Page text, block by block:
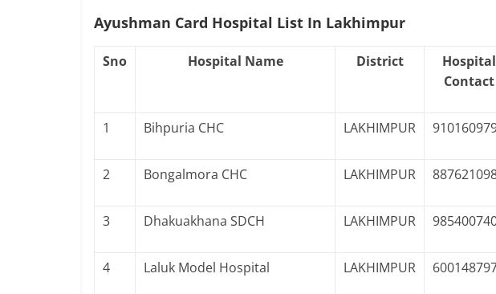
Ayushman Card Hospital List In Lakhimpur
Sno Hospital Name District
Hospital
Contact
1 Bihpuria CHC LAKHIMPUR
2 Bongalmora CHC LAKHIMPUR
3 Dhakuakhana SDCH LAKHIMPUR
4 Laluk Model Hospital LAKHIMPUR